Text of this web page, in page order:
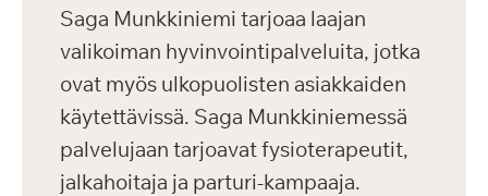
Saga Munkkiniemi tarjoaa laajan
valikoiman hyvinvointipalveluita, jotka
ovat myös ulkopuolisten asiakkaiden
käytettävissä. Saga Munkkiniemessä
palvelujaan tarjoavat fysioterapeutit,
jalkahoitaja ja parturi-kampaaja.